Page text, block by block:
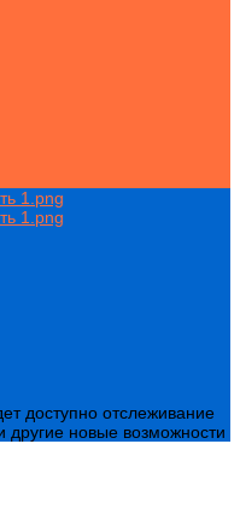
доступно отслеживание
другие новые возможности